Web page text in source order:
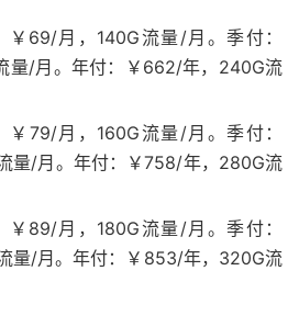
69/月，140G流量/月。季付：
量/月。年付：￥662/年，240G流
79/月，160G流量/月。季付：
量/月。年付：￥758/年，280G流
89/月，180G流量/月。季付：
量/月。年付：￥853/年，320G流